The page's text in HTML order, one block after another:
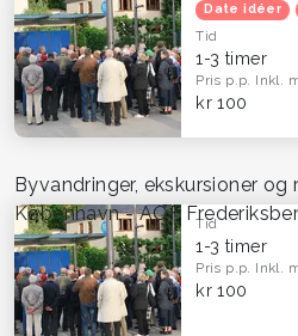
Date idéer
Tid
1-3 timer
Pris p.p. Inkl.
kr 100
Byvandringer, ekskursioner og
København - AOF
Tid
1-3 timer
Pris p.p. Inkl.
kr 100